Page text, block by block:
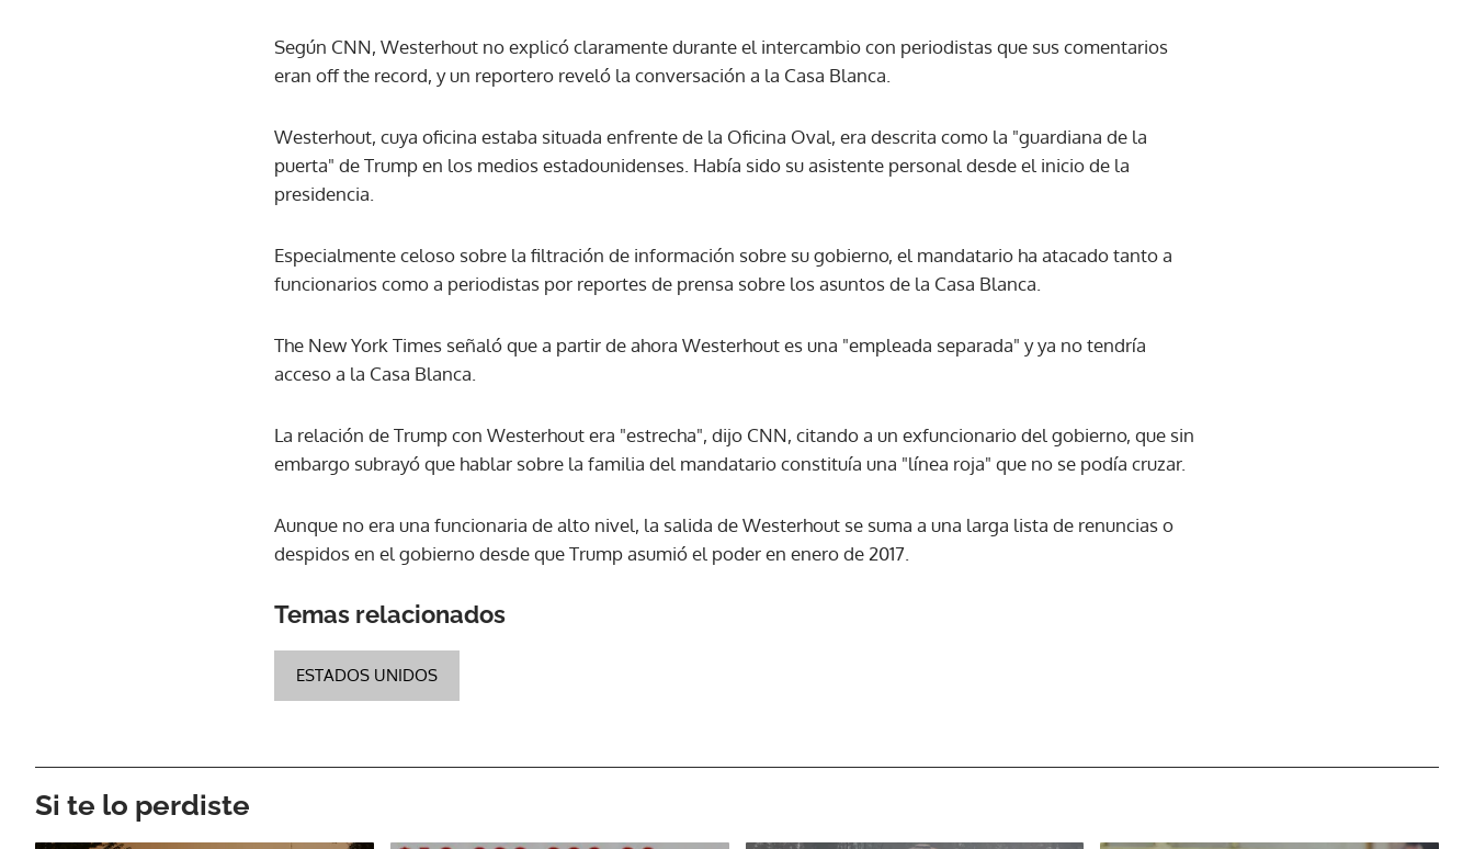
Gracias por suscribirte a nuestro boletín.
Según CNN, Westerhout no explicó claramente durante el intercambio con periodistas que sus comentarios
eran off the record, y un reportero reveló la conversación a la Casa Blanca.
Westerhout, cuya oficina estaba situada enfrente de la Oficina Oval, era descrita como la "guardiana de la
puerta" de Trump en los medios estadounidenses. Había sido su asistente personal desde el inicio de la
presidencia.
Especialmente celoso sobre la filtración de información sobre su gobierno, el mandatario ha atacado tanto a
funcionarios como a periodistas por reportes de prensa sobre los asuntos de la Casa Blanca.
The New York Times señaló que a partir de ahora Westerhout es una "empleada separada" y ya no tendría
acceso a la Casa Blanca.
La relación de Trump con Westerhout era "estrecha", dijo CNN, citando a un exfuncionario del gobierno, que sin
embargo subrayó que hablar sobre la familia del mandatario constituía una "línea roja" que no se podía cruzar.
Aunque no era una funcionaria de alto nivel, la salida de Westerhout se suma a una larga lista de renuncias o
despidos en el gobierno desde que Trump asumió el poder en enero de 2017.
Temas relacionados
ESTADOS UNIDOS
Si te lo perdiste